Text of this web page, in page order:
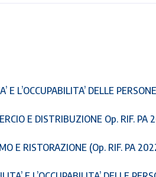
L’OCCUPABILITA’ DELLE
E DISTRIBUZIONE Op. RIF.
E RISTORAZIONE (Op. RIF. PA